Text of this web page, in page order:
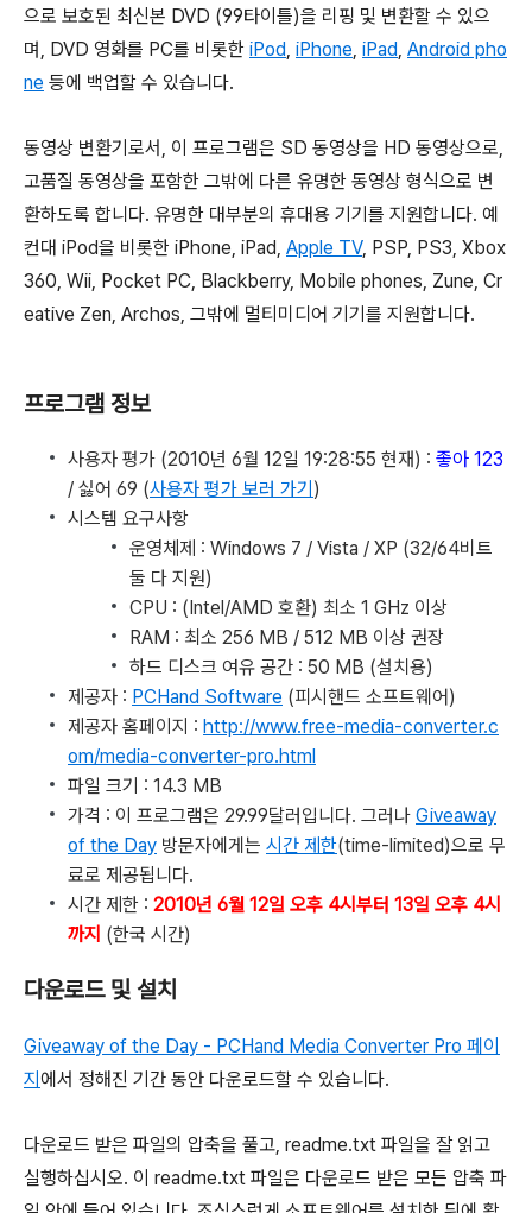
으로 보호된 최신본 DVD (99타이틀)을 리핑 및 변환할 수 있으
며, DVD 영화를 PC를 비롯한 iPod, iPhone, iPad, Android pho
ne 등에 백업할 수 있습니다.
동영상 변환기로서, 이 프로그램은 SD 동영상을 HD 동영상으로,
고품질 동영상을 포함한 그밖에 다른 유명한 동영상 형식으로 변
환하도록 합니다. 유명한 대부분의 휴대용 기기를 지원합니다. 예
컨대 iPod을 비롯한 iPhone, iPad, Apple TV, PSP, PS3, Xbox
360, Wii, Pocket PC, Blackberry, Mobile phones, Zune, Cr
eative Zen, Archos, 그밖에 멀티미디어 기기를 지원합니다.
프로그램 정보
사용자 평가 (2010년 6월 12일 19:28:55 현재) : 좋아 123
/ 싫어 69 (사용자 평가 보러 가기 )
시스템 요구사항
운영체제 : Windows 7 / Vista / XP (32/64비트
둘 다 지원)
CPU : (Intel/AMD 호환) 최소 1 GHz 이상
RAM : 최소 256 MB / 512 MB 이상 권장
하드 디스크 여유 공간 : 50 MB (설치용)
제공자 : PCHand Software (피시핸드 소프트웨어)
제공자 홈페이지 : http://www.free-media-converter.c
om/media-converter-pro.html
파일 크기 : 14.3 MB
가격 : 이 프로그램은 29.99달러입니다. 그러나 Giveaway
of the Day 방문자에게는 시간 제한(time-limited)으로 무
료로 제공됩니다.
시간 제한 : 2010년 6월 12일 오후 4시부터 13일 오후 4시
까지 (한국 시간)
다운로드 및 설치
Giveaway of the Day - PCHand Media Converter Pro 페이
지 에서 정해진 기간 동안 다운로드할 수 있습니다.
다운로드 받은 파일의 압축을 풀고, readme.txt 파일을 잘 읽고
실행하십시오. 이 readme.txt 파일은 다운로드 받은 모든 압축 파